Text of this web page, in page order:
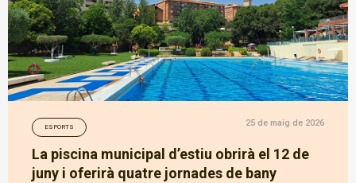
ESPORTS 25 de maig de 2026
La piscina municipal d’estiu obrirà el 12 de
juny i oferirà quatre jornades de bany